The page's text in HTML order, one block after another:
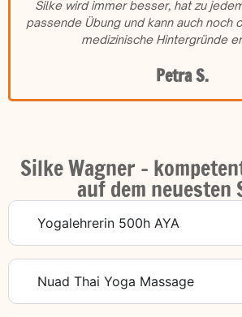
Silke wird immer besser, hat zu
passende Übung und kann auch noch
medizinische Hintergründe
Petra S.
Silke Wagner -
auf dem neuesten
Yogalehrerin 500h AYA
Nuad Thai Yoga Massage